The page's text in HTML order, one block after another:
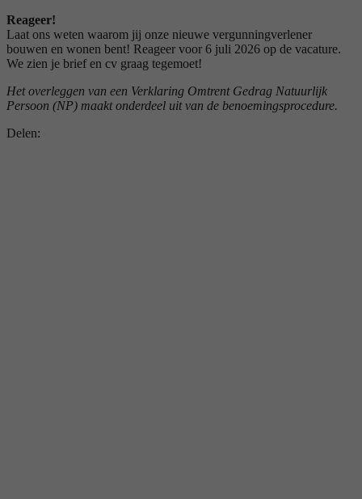
Reageer!
Laat ons weten waarom jij onze nieuwe vergunningverlener
bouwen en wonen bent! Reageer voor 6 juli 2026 op de vacature.
We zien je brief en cv graag tegemoet!
Het overleggen van een Verklaring Omtrent Gedrag Natuurlijk
Persoon (NP) maakt onderdeel uit van de benoemingsprocedure.
Delen: